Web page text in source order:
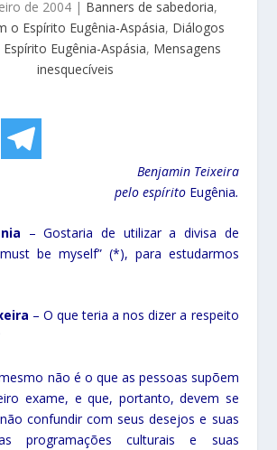
de 2004 | Banners de sabedoria,
o Espírito Eugênia-Aspásia, Diálogos
Espírito Eugênia-Aspásia, Mensagens
inesquecíveis
Benjamin Teixeira
pelo espírito Eugênia.
– Gostaria de utilizar a divisa de
be myself” (*), para estudarmos
– O que teria a nos dizer a respeito
não é o que as pessoas supõem
exame, e que, portanto, devem se
confundir com seus desejos e suas
programações culturais e suas